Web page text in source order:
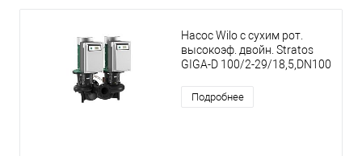
Насос Wilo с сухим рот.
высокоэф. двойн. Stratos
GIGA-D 100/2-29/18,5,DN100
Подробнее